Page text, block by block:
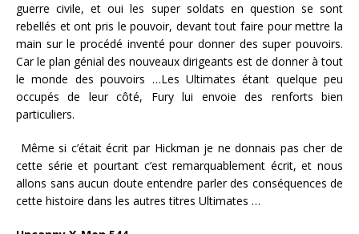
guerre civile, et oui les super soldats en question se sont
rebellés et ont pris le pouvoir, devant tout faire pour mettre la
main sur le procédé inventé pour donner des super pouvoirs.
Car le plan génial des nouveaux dirigeants est de donner à tout
le monde des pouvoirs …Les Ultimates étant quelque peu
occupés de leur côté, Fury lui envoie des renforts bien
particuliers.
Même si c’était écrit par Hickman je ne donnais pas cher de
cette série et pourtant c’est remarquablement écrit, et nous
allons sans aucun doute entendre parler des conséquences de
cette histoire dans les autres titres Ultimates …